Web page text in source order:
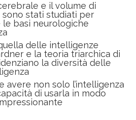
e il volume di
sono stati studiati per
basi neurologiche
delle intelligenze
e la teoria triarchica di
la diversità delle
avere non solo l’intelligenza
di usarla in modo